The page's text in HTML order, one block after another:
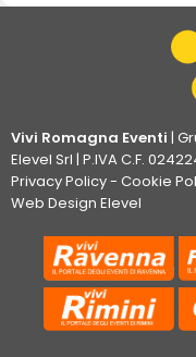
Vivi Romagna Eventi |
Elevel Srl | P.IVA C.F.
Privacy Policy- Cookie
Web Design Elevel